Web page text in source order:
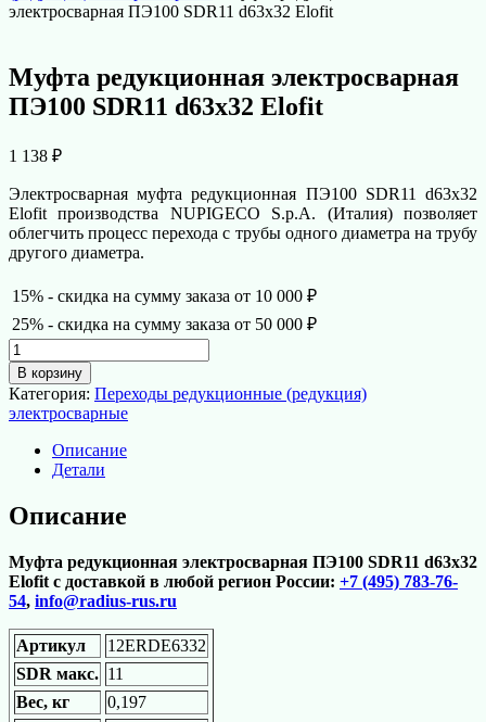
электросварная ПЭ100 SDR11 d63х32 Elofit
Муфта редукционная электросварная
ПЭ100 SDR11 d63х32 Elofit
1 138 ₽
Электросварная муфта редукционная ПЭ100 SDR11 d63х32
Elofit производства NUPIGECO S.p.A. (Италия) позволяет
облегчить процесс перехода с трубы одного диаметра на трубу
другого диаметра.
15% - скидка на сумму заказа от 10 000 ₽
25% - скидка на сумму заказа от 50 000 ₽
Количество
товара
Муфта
редукционная
электросварная
ПЭ100
SDR11
d63х32
Elofit
В корзину
Категория: Переходы редукционные (редукция)
электросварные
Описание
Детали
Описание
Муфта редукционная электросварная ПЭ100 SDR11 d63х32
Elofit с доставкой в любой регион России: +7 (495) 783-76-
54, info@radius-rus.ru
Артикул
12ERDE6332
SDR макс. 11
Вес, кг
0,197